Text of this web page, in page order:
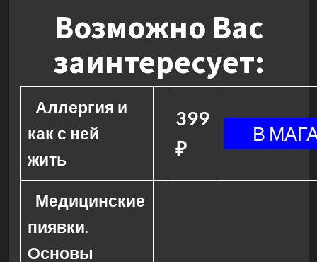
Возможно Вас
заинтересует:
Аллергия и
как с ней
жить
399
₽
Медицинские
пиявки.
Основы